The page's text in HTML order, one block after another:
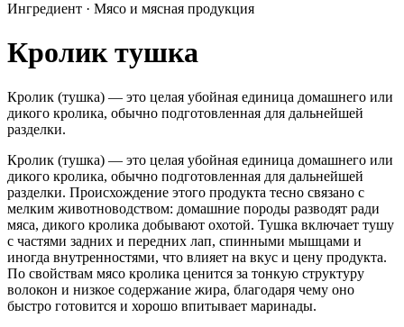
Ингредиент · Мясо и мясная продукция
Кролик тушка
Кролик (тушка) — это целая убойная единица домашнего или
дикого кролика, обычно подготовленная для дальнейшей
разделки.
Кролик (тушка) — это целая убойная единица домашнего или
дикого кролика, обычно подготовленная для дальнейшей
разделки. Происхождение этого продукта тесно связано с
мелким животноводством: домашние породы разводят ради
мяса, дикого кролика добывают охотой. Тушка включает тушу
с частями задних и передних лап, спинными мышцами и
иногда внутренностями, что влияет на вкус и цену продукта.
По свойствам мясо кролика ценится за тонкую структуру
волокон и низкое содержание жира, благодаря чему оно
быстро готовится и хорошо впитывает маринады.